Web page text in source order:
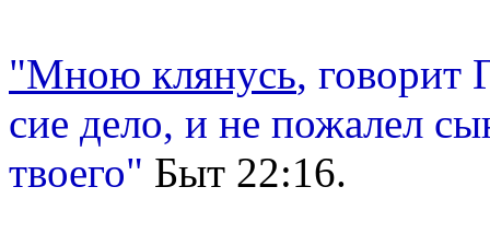
"Мною клянусь, говорит
сие дело, и не пожалел
твоего" Быт 22:16.